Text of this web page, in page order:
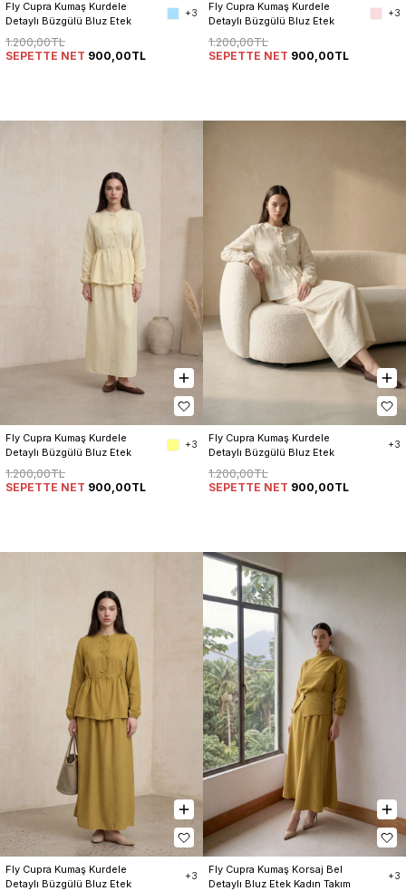
Fly Cupra Kumaş Kurdele
Detaylı Büzgülü Bluz Etek
+3
1.200,00TL
SEPETTE NET 900,00TL
Fly Cupra Kumaş Kurdele
Detaylı Büzgülü Bluz Etek
+3
1.200,00TL
SEPETTE NET 900,00TL
Fly Cupra Kumaş Kurdele
Detaylı Büzgülü Bluz Etek
+3
1.200,00TL
SEPETTE NET 900,00TL
Fly Cupra Kumaş Kurdele
Detaylı Büzgülü Bluz Etek
+3
1.200,00TL
SEPETTE NET 900,00TL
Fly Cupra Kumaş Kurdele
Detaylı Büzgülü Bluz Etek
+3
Fly Cupra Kumaş Korsaj Bel
Detaylı Bluz Etek Kadın Takım
+3